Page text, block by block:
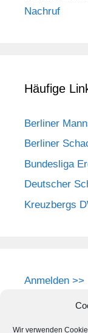
Wir verwenden
Nachruf
Häufige
Berliner
Berliner
Bundesliga
Deutscher
Kreuzbergs
Anmelden >>